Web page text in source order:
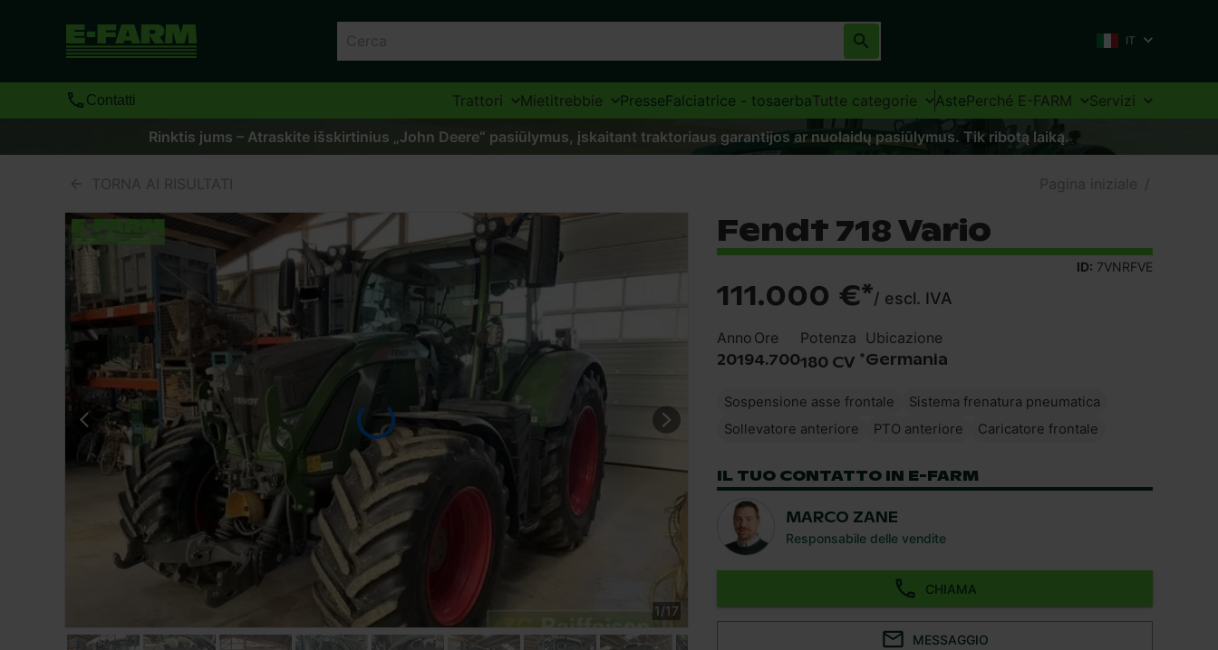
IT
Contatti Trattori Mietitrebbie PresseFalciatrice - tosaerbaTutte categorie AstePerché E-FARM
Servizi
Rinktis jums – Atraskite išskirtinius „John Deere“ pasiūlymus, įskaitant traktoriaus garantijos ar nuolaidų pasiūlymus. Tik ribotą laiką.
TORNA AI RISULTATI Pagina iniziale /
1/17
Fendt 718 Vario
ID: 7VNRFVE
111.000 €*/ escl. IVA
Anno
2019
Ore
4.700
Potenza
180 CV *
Ubicazione
Germania
Sospensione asse frontale
Sistema frenatura pneumatica
Sollevatore anteriore
PTO anteriore Caricatore frontale
IL TUO CONTATTO IN E-FARM
MARCO ZANE
Responsabile delle vendite
CHIAMA
MESSAGGIO